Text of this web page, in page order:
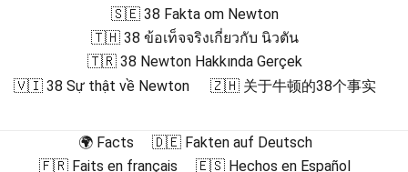
🇸🇪 38 Fakta om Newton
🇹🇭 38 ข้อเท็จจริงเกี่ยวกับ นิวตัน
🇹🇷 38 Newton Hakkında Gerçek
🇻🇮 38 Sự thật về Newton
🇿🇭 关于牛顿的38个事实
🌍 Facts
🇩🇪 Fakten auf Deutsch
🇫🇷 Faits en français
🇪🇸 Hechos en Español